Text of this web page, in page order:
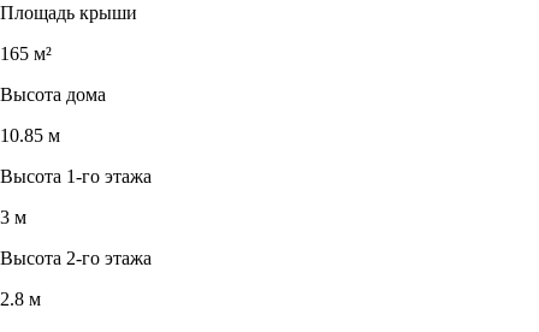
Площадь крыши
165 м²
Высота дома
10.85 м
Высота 1-го этажа
3 м
Высота 2-го этажа
2.8 м